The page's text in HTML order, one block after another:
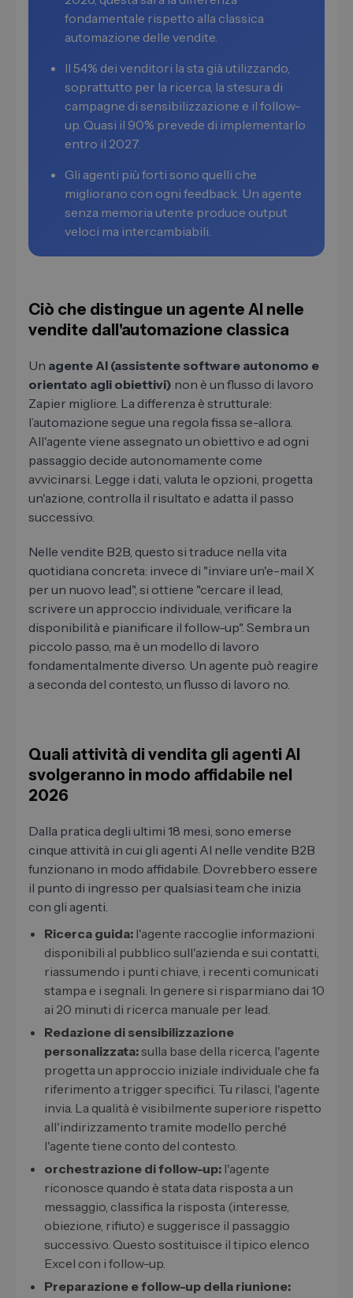
fondamentale rispetto alla classica
automazione delle vendite.
Il 54% dei venditori la sta già utilizzando,
soprattutto per la ricerca, la stesura di
campagne di sensibilizzazione e il follow-
up. Quasi il 90% prevede di implementarlo
entro il 2027.
Gli agenti più forti sono quelli che
migliorano con ogni feedback. Un agente
senza memoria utente produce output
veloci ma intercambiabili.
Ciò che distingue un agente AI nelle
vendite dall'automazione classica
Un agente AI (assistente software autonomo e
orientato agli obiettivi) non è un flusso di lavoro
Zapier migliore. La differenza è strutturale:
l’automazione segue una regola fissa se-allora.
All'agente viene assegnato un obiettivo e ad ogni
passaggio decide autonomamente come
avvicinarsi. Legge i dati, valuta le opzioni, progetta
un'azione, controlla il risultato e adatta il passo
successivo.
Nelle vendite B2B, questo si traduce nella vita
quotidiana concreta: invece di "inviare un'e-mail X
per un nuovo lead", si ottiene "cercare il lead,
scrivere un approccio individuale, verificare la
disponibilità e pianificare il follow-up". Sembra un
piccolo passo, ma è un modello di lavoro
fondamentalmente diverso. Un agente può reagire
a seconda del contesto, un flusso di lavoro no.
Quali attività di vendita gli agenti AI
svolgeranno in modo affidabile nel
2026
Dalla pratica degli ultimi 18 mesi, sono emerse
cinque attività in cui gli agenti AI nelle vendite B2B
funzionano in modo affidabile. Dovrebbero essere
il punto di ingresso per qualsiasi team che inizia
con gli agenti.
Ricerca guida: l'agente raccoglie informazioni
disponibili al pubblico sull'azienda e sui contatti,
riassumendo i punti chiave, i recenti comunicati
stampa e i segnali. In genere si risparmiano dai 10
ai 20 minuti di ricerca manuale per lead.
Redazione di sensibilizzazione
personalizzata:sulla base della ricerca, l'agente
progetta un approccio iniziale individuale che fa
riferimento a trigger specifici. Tu rilasci, l'agente
invia. La qualità è visibilmente superiore rispetto
all'indirizzamento tramite modello perché
l'agente tiene conto del contesto.
orchestrazione di follow-up: l'agente
riconosce quando è stata data risposta a un
messaggio, classifica la risposta (interesse,
obiezione, rifiuto) e suggerisce il passaggio
successivo. Questo sostituisce il tipico elenco
Excel con i follow-up.
Preparazione e follow-up della riunione: